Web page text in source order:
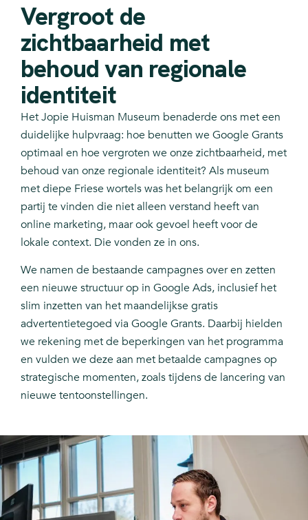
Vergroot de
zichtbaarheid met
behoud van regionale
identiteit
Het Jopie Huisman Museum benaderde ons met een
duidelijke hulpvraag: hoe benutten we Google Grants
optimaal en hoe vergroten we onze zichtbaarheid, met
behoud van onze regionale identiteit? Als museum
met diepe Friese wortels was het belangrijk om een
partij te vinden die niet alleen verstand heeft van
online marketing, maar ook gevoel heeft voor de
lokale context. Die vonden ze in ons.
We namen de bestaande campagnes over en zetten
een nieuwe structuur op in Google Ads, inclusief het
slim inzetten van het maandelijkse gratis
advertentietegoed via Google Grants. Daarbij hielden
we rekening met de beperkingen van het programma
en vulden we deze aan met betaalde campagnes op
strategische momenten, zoals tijdens de lancering van
nieuwe tentoonstellingen.